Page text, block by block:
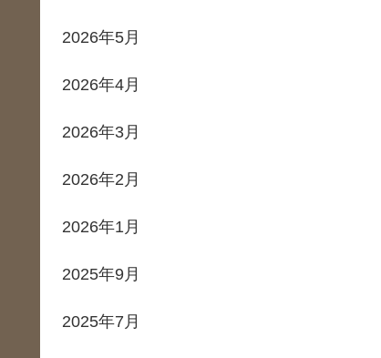
2026年5月
2026年4月
2026年3月
2026年2月
2026年1月
2025年9月
2025年7月